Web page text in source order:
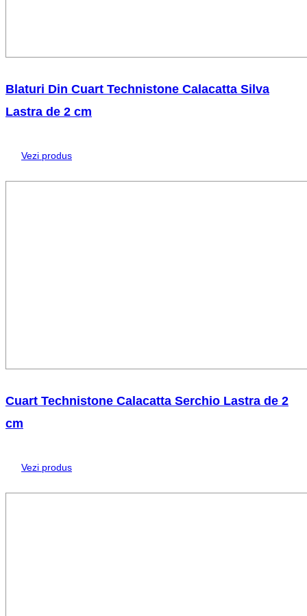
Blaturi Din Cuart Technistone Calacatta Silva
Lastra de 2 cm
Vezi produs
Cuart Technistone Calacatta Serchio Lastra de 2
cm
Vezi produs